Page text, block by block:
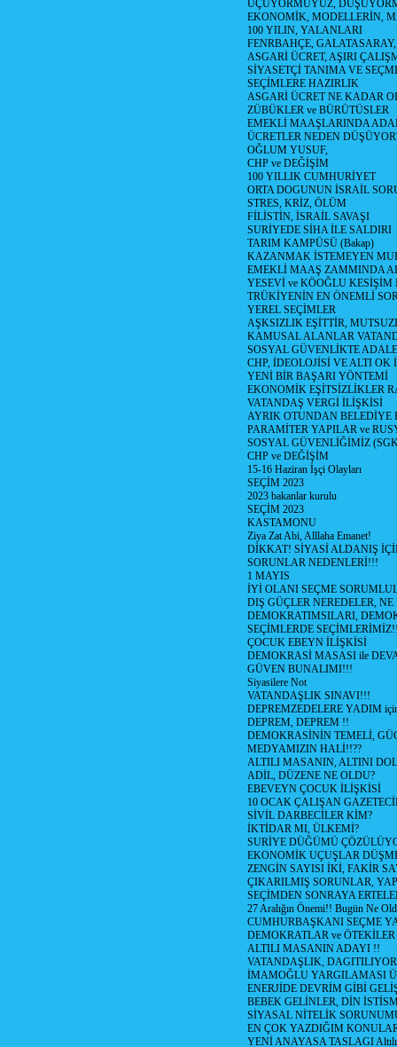
UÇUYORMUYUZ,
EKONOMİK, MODELLERİN,
100 YILIN, YALANLARI
FENRBAHÇE,
ASGARİ ÜCRET, AŞIRI
SİYASETÇİ TANIMA VE
SEÇİMLERE HAZIRLIK
ASGARİ ÜCRET NE KADAR
ZÜBÜKLER ve BÜRÜTÜSLER
EMEKLİ MAAŞLARINDA
ÜCRETLER NEDEN
OĞLUM YUSUF,
CHP ve DEĞİŞİM
100 YILLIK CUMHURİYET
ORTA DOGUNUN İSRAİL
STRES, KRİZ, ÖLÜM
FİLİSTİN, İSRAİL SAVAŞI
SURİYEDE SİHA İLE SALDIRI
TARIM KAMPÜSÜ (Bakap)
KAZANMAK İSTEMEYEN
EMEKLİ MAAŞ ZAMMINDA
YESEVİ ve KÖOĞLU
TRÜKİYENİN EN ÖNEMLİ
YEREL SEÇİMLER
AŞKSIZLIK EŞİTTİR,
KAMUSAL ALANLAR
SOSYAL GÜVENLİKTE
CHP, İDEOLOJİSİ VE ALTI OK
YENİ BİR BAŞARI YÖNTEMİ
EKONOMİK EŞİTSİZLİKLER
VATANDAŞ VERGİ İLİŞKİSİ
AYRIK OTUNDAN
PARAMİTER YAPILAR ve
SOSYAL GÜVENLİĞİMİZ
CHP ve DEĞİŞİM
15-16 Haziran İşçi Olayları
SEÇİM 2023
2023 bakanlar kurulu
SEÇİM 2023
KASTAMONU
Ziya Zat Abi, Alllaha Emanet!
DİKKAT! SİYASİ ALDANIŞ
SORUNLAR NEDENLERİ!!!
1 MAYIS
İYİ OLANI SEÇME
DIŞ GÜÇLER NEREDELER,
DEMOKRATIMSILARI,
SEÇİMLERDE
ÇOCUK EBEYN İLİŞKİSİ
DEMOKRASİ MASASI ile
GÜVEN BUNALIMI!!!
Siyasilere Not
VATANDAŞLIK SINAVI!!!
DEPREMZEDELERE YADIM
DEPREM, DEPREM !!
DEMOKRASİNİN TEMELİ,
MEDYAMIZIN HALİ!!??
ALTILI MASANIN, ALTINI
ADİL, DÜZENE NE OLDU?
EBEVEYN ÇOCUK İLİŞKİSİ
10 OCAK ÇALIŞAN
SİVİL DARBECİLER KİM?
İKTİDAR MI, ÜLKEMİ?
SURİYE DÜĞÜMÜ
EKONOMİK UÇUŞLAR
ZENGİN SAYISI İKİ, FAKİR
ÇIKARILMIŞ SORUNLAR,
SEÇİMDEN SONRAYA
27 Aralığın Önemi!! Bugün Ne
CUMHURBAŞKANI SEÇME
DEMOKRATLAR ve ÖTEKİLER
ALTILI MASANIN ADAYI !!
VATANDAŞLIK,
İMAMOĞLU YARGILAMASI
ENERJİDE DEVRİM GİBİ
BEBEK GELİNLER, DİN
SİYASAL NİTELİK
EN ÇOK YAZDIĞIM
YENİ ANAYASA TASLAGI Altılı